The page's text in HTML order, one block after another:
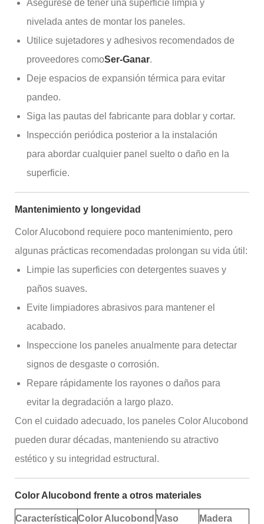
Asegúrese de tener una superficie limpia y
nivelada antes de montar los paneles.
Utilice sujetadores y adhesivos recomendados de
proveedores comoSer-Ganar.
Deje espacios de expansión térmica para evitar
pandeo.
Siga las pautas del fabricante para doblar y cortar.
Inspección periódica posterior a la instalación
para abordar cualquier panel suelto o daño en la
superficie.
Mantenimiento y longevidad
Color Alucobond requiere poco mantenimiento, pero
algunas prácticas recomendadas prolongan su vida útil:
Limpie las superficies con detergentes suaves y
paños suaves.
Evite limpiadores abrasivos para mantener el
acabado.
Inspeccione los paneles anualmente para detectar
signos de desgaste o corrosión.
Repare rápidamente los rayones o daños para
evitar la degradación a largo plazo.
Con el cuidado adecuado, los paneles Color Alucobond
pueden durar décadas, manteniendo su atractivo
estético y su integridad estructural.
Color Alucobond frente a otros materiales
CaracterísticaColor Alucobond Vaso
Madera